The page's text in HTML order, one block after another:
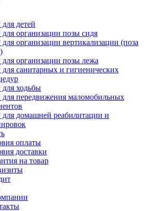
детей
организации позы сидя
организации вертикализации (поза
организации позы лежа
санитарных и гигиенических
ходьбы
передвижения маломобильных
домашней реабилитации и
оплаты
доставки
на товар